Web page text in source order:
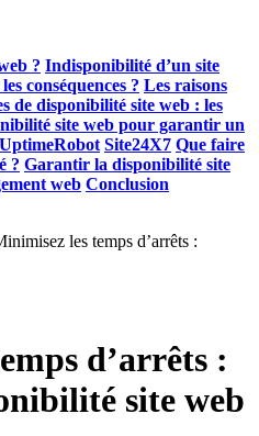
? Indisponibilité d’un site
conséquences ? Les raisons
de disponibilité site web : les
site web pour garantir un
UptimeRobot Site24X7 Que faire
? Garantir la disponibilité site
web Conclusion
les temps d’arrêts :
d’arrêts :
site web